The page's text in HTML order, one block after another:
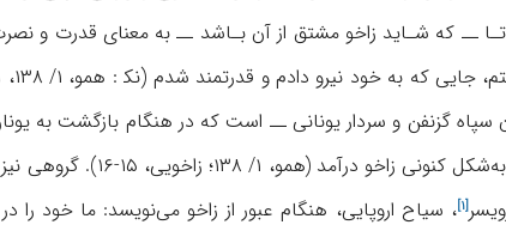
ــ که شـاید زاخو مشتق از آن بـاشد ــ به معنای قدرت و
سپاه گزنفن و سردار یونانی ــ است که در هنگام بازگشت به
تغییرات آوایی و
[۱] ، سیاح اروپایی، هنگام عبور از زاخو می‌نویسد: ما خود را